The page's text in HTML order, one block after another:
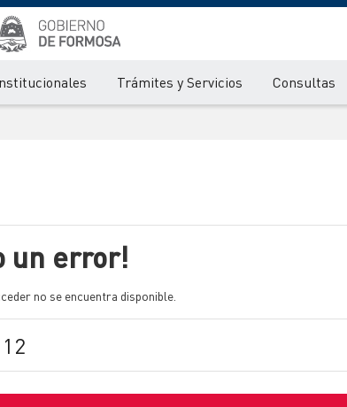
Trámites y Servicios Consultas
un error!
no se encuentra disponible.